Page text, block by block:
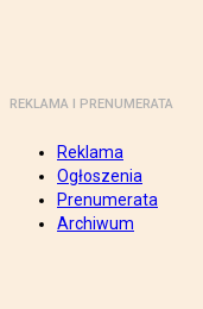
REKLAMA I PRENUMERATA
Reklama
Ogłoszenia
Prenumerata
Archiwum